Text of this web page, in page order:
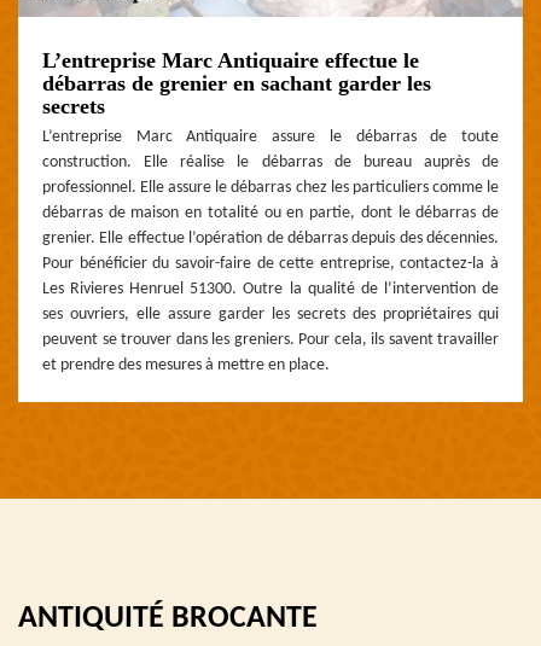
L’entreprise Marc Antiquaire effectue le
débarras de grenier en sachant garder les
secrets
L’entreprise Marc Antiquaire assure le débarras de toute
construction. Elle réalise le débarras de bureau auprès de
professionnel. Elle assure le débarras chez les particuliers comme le
débarras de maison en totalité ou en partie, dont le débarras de
grenier. Elle effectue l’opération de débarras depuis des décennies.
Pour bénéficier du savoir-faire de cette entreprise, contactez-la à
Les Rivieres Henruel 51300. Outre la qualité de l’intervention de
ses ouvriers, elle assure garder les secrets des propriétaires qui
peuvent se trouver dans les greniers. Pour cela, ils savent travailler
et prendre des mesures à mettre en place.
ANTIQUITÉ BROCANTE